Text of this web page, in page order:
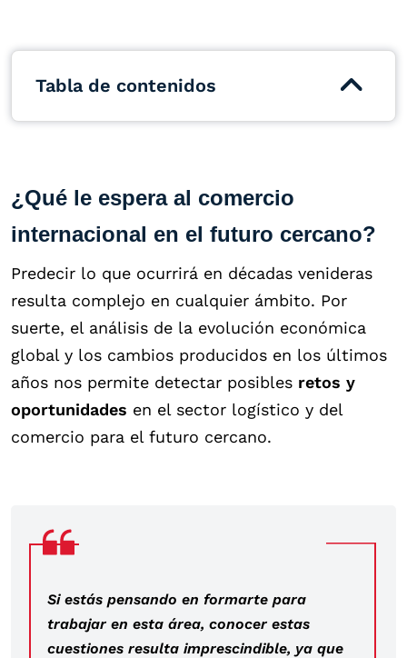
Tabla de contenidos
¿Qué le espera al comercio
internacional en el futuro cercano?
Predecir lo que ocurrirá en décadas venideras
resulta complejo en cualquier ámbito. Por
suerte, el análisis de la evolución económica
global y los cambios producidos en los últimos
años nos permite detectar posibles retos y
oportunidades en el sector logístico y del
comercio para el futuro cercano.
Si estás pensando en formarte para
trabajar en esta área, conocer estas
cuestiones resulta imprescindible, ya que